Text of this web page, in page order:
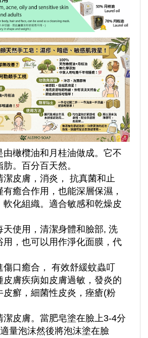
由橄欖油和月桂油做成。它不
。百分百天然。
潔皮膚，消炎， 抗真菌和止
癒合作用，也能深層保濕，
軟化組織。適合敏感和乾燥皮
天使用，清潔身體和臉部, 洗
用，也可以用作淨化面膜，代
傷口癒合， 有效舒緩蚊蟲叮
皮膚疾病如皮膚過敏，發炎的
皮癬，細菌性皮炎，痤瘡(粉
潔皮膚。當肥皂塗在臉上3-4分
量泡沫然後將泡沫塗在臉